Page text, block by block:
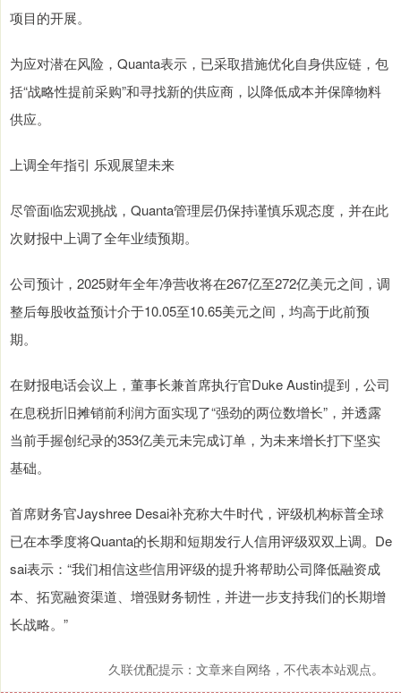
项目的开展。
为应对潜在风险，Quanta表示，已采取措施优化自身供应链，包
括“战略性提前采购”和寻找新的供应商，以降低成本并保障物料
供应。
上调全年指引 乐观展望未来
尽管面临宏观挑战，Quanta管理层仍保持谨慎乐观态度，并在此
次财报中上调了全年业绩预期。
公司预计，2025财年全年净营收将在267亿至272亿美元之间，调
整后每股收益预计介于10.05至10.65美元之间，均高于此前预
期。
在财报电话会议上，董事长兼首席执行官Duke Austin提到，公司
在息税折旧摊销前利润方面实现了“强劲的两位数增长”，并透露
当前手握创纪录的353亿美元未完成订单，为未来增长打下坚实
基础。
首席财务官Jayshree Desai补充称大牛时代，评级机构标普全球
已在本季度将Quanta的长期和短期发行人信用评级双双上调。De
sai表示：“我们相信这些信用评级的提升将帮助公司降低融资成
本、拓宽融资渠道、增强财务韧性，并进一步支持我们的长期增
长战略。”
久联优配提示：文章来自网络，不代表本站观点。